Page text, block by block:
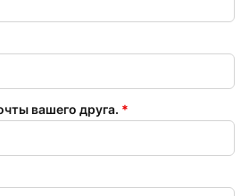
вашего друга. *